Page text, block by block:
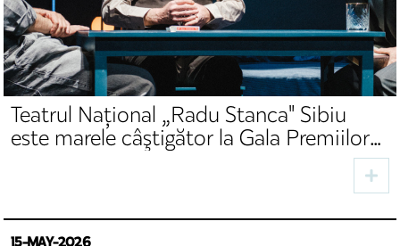
Teatrul Național „Radu Stanca" Sibiu
este marele câştigător la Gala Premiilor